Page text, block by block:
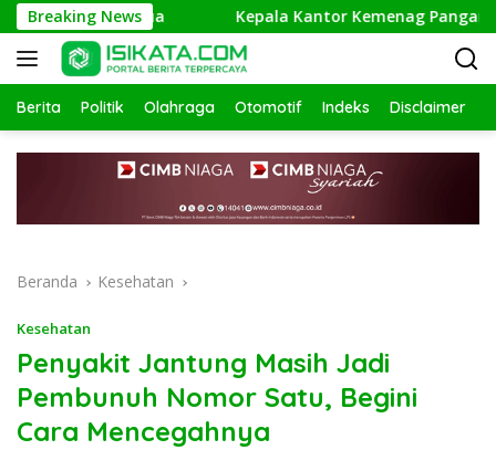
Langsung
ke
konten
Breaking News
Tua Kepala Kantor Kemenag Pangandaran
Berita Politik Olahraga Otomotif Indeks Disclaimer
Beranda Kesehatan
Kesehatan
Penyakit Jantung Masih Jadi
Pembunuh Nomor Satu, Begini
Cara Mencegahnya